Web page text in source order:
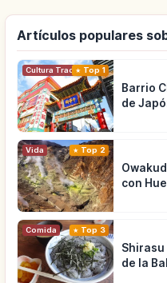
Artículos populares
Cultura Tradicional
Top 1
Barrio
de
Vida Top 2
con
Comida Top 3
Shirasu
de la